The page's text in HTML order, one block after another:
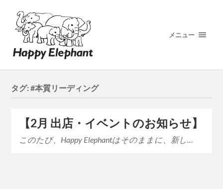
メニュー
タグ:#本質リーディング
【2月 出店・イベントのお知らせ】
このたび、Happy Elephantはそのままに、新し…